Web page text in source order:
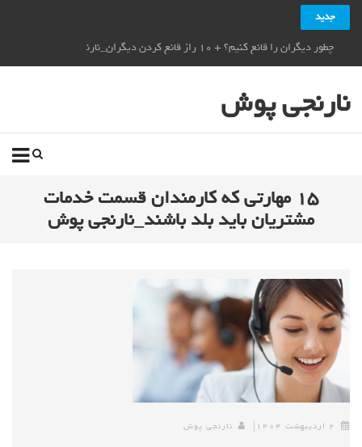
جدید
چطور دیگران را قانع کنیم؟ + ۱۰ راز قانع کردن دیگران_نارنجی پوش
نارنجی پوش
۱۵ مهارتی که کارمندان قسمت خدمات
مشتریان باید بلد باشند_نارنجی پوش
۲ اردیبهشت ۱۴۰۴ نارنجی پوش